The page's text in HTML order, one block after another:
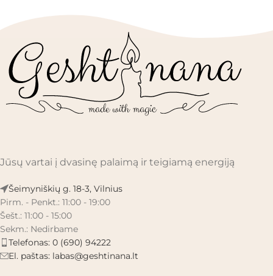
Jūsų vartai į dvasinę palaimą ir teigiamą energiją
Šeimyniškių g. 18-3, Vilnius
Pirm. - Penkt.: 11:00 - 19:00
Šešt.: 11:00 - 15:00
Sekm.: Nedirbame
Telefonas: 0 (690) 94222
El. paštas: labas@geshtinana.lt